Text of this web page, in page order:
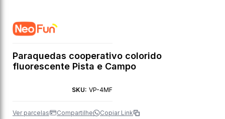
Paraquedas cooperativo colorido
fluorescente Pista e Campo
SKU: VP-4MF
Ver parcelas Compartilhe Copiar Link